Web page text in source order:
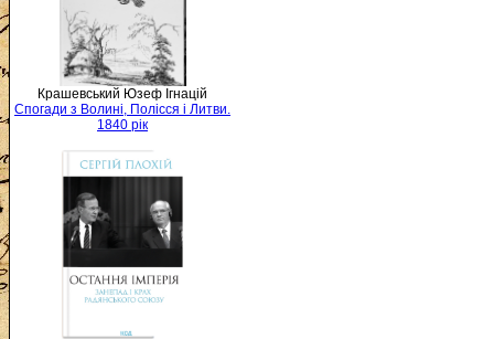
Крашевський Юзеф Ігнацій
Спогади з Волині, Полісся і Литви.
1840 рік